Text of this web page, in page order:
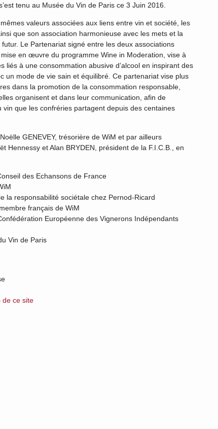
tenu au Musée du Vin de Paris ce 3 Juin 2016.
valeurs associées aux liens entre vin et société, les
que son association harmonieuse avec les mets et la
Le Partenariat signé entre les deux associations
en œuvre du programme Wine in Moderation, vise à
liés à une consommation abusive d’alcool en inspirant des
un mode de vie sain et équilibré. Ce partenariat vise plus
dans la promotion de la consommation responsable,
organisent et dans leur communication, afin de
vin que les confréries partagent depuis des centaines
GENEVEY, trésorière de WiM et par ailleurs
Hennessy et Alan BRYDEN, président de la F.I.C.B., en
des Echansons de France
la responsabilité sociétale chez Pernod-Ricard
français de WiM
Européenne des Vignerons Indépendants
Vin de Paris
de ce site